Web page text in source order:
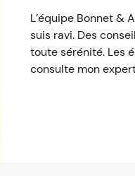
L’équipe Bonnet &
suis ravi. Des
toute sérénité. Les
consulte mon